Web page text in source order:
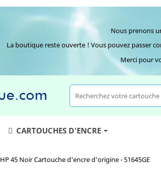
Nous prenons
La boutique reste ouverte ! Vous pouvez passer
Merci pour
CARTOUCHES D'ENCRE
HP 45 Noir Cartouche d'encre d'origine - 51645GE